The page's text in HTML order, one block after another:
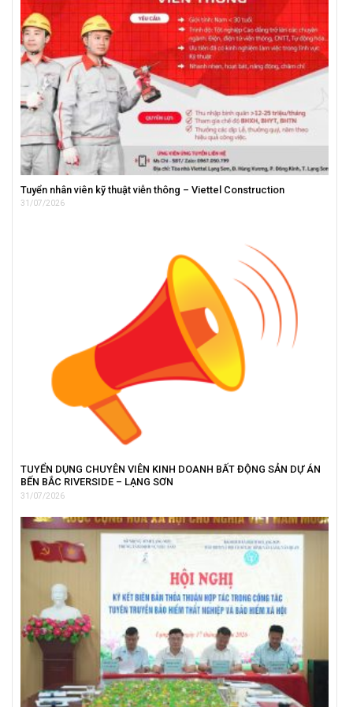
Tuyển nhân viên kỹ thuật viễn thông – Viettel Construction
31/07/2026
TUYỂN DỤNG CHUYÊN VIÊN KINH DOANH BẤT ĐỘNG SẢN DỰ ÁN
BẾN BẮC RIVERSIDE – LẠNG SƠN
31/07/2026